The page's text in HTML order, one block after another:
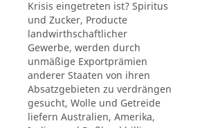
Krisis eingetreten ist? Spiritus
und Zucker, Producte
landwirthschaftlicher
Gewerbe, werden durch
unmäßige Exportprämien
anderer Staaten von ihren
Absatzgebieten zu verdrängen
gesucht, Wolle und Getreide
liefern Australien, Amerika,